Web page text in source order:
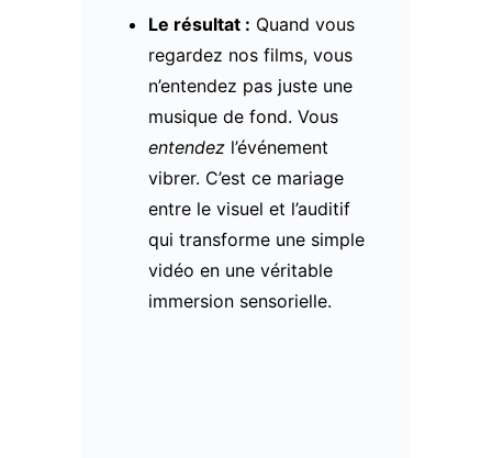
Le résultat : Quand vous
regardez nos films, vous
n’entendez pas juste une
musique de fond. Vous
entendezl’événement
vibrer. C’est ce mariage
entre le visuel et l’auditif
qui transforme une simple
vidéo en une véritable
immersion sensorielle.